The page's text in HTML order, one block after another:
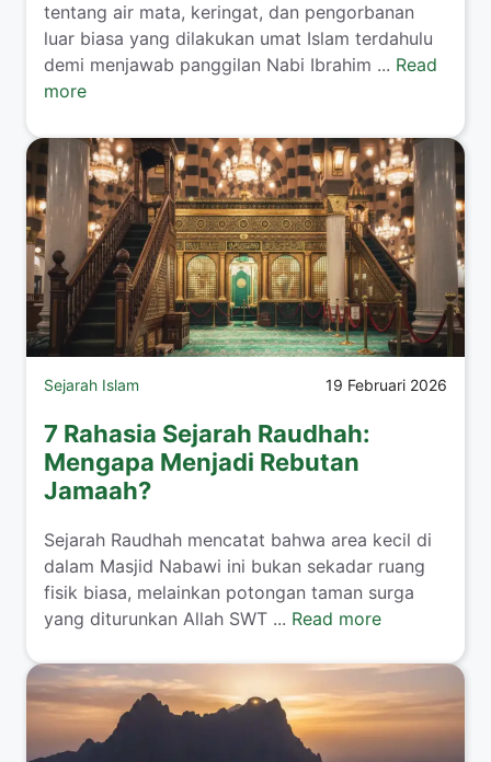
tentang air mata, keringat, dan pengorbanan
luar biasa yang dilakukan umat Islam terdahulu
demi menjawab panggilan Nabi Ibrahim ... Read
more
Sejarah Islam 19 Februari 2026
7 Rahasia Sejarah Raudhah:
Mengapa Menjadi Rebutan
Jamaah?
Sejarah Raudhah mencatat bahwa area kecil di
dalam Masjid Nabawi ini bukan sekadar ruang
fisik biasa, melainkan potongan taman surga
yang diturunkan Allah SWT ... Read more